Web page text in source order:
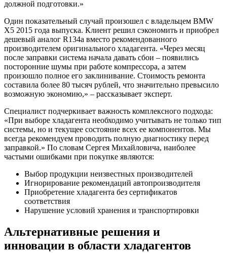
должной подготовки.»
Один показательный случай произошел с владельцем BMW
X5 2015 года выпуска. Клиент решил сэкономить и приобрел
дешевый аналог R134a вместо рекомендованного
производителем оригинального хладагента. «Через месяц
после заправки система начала давать сбои – появились
посторонние шумы при работе компрессора, а затем
произошло полное его заклинивание. Стоимость ремонта
составила более 80 тысяч рублей, что значительно превысило
возможную экономию,» – рассказывает эксперт.
Специалист подчеркивает важность комплексного подхода:
«При выборе хладагента необходимо учитывать не только тип
системы, но и текущее состояние всех ее компонентов. Мы
всегда рекомендуем проводить полную диагностику перед
заправкой.» По словам Сергея Михайловича, наиболее
частыми ошибками при покупке являются:
Выбор продукции неизвестных производителей
Игнорирование рекомендаций автопроизводителя
Приобретение хладагента без сертификатов
соответствия
Нарушение условий хранения и транспортировки
Альтернативные решения и
инновации в области хладагентов